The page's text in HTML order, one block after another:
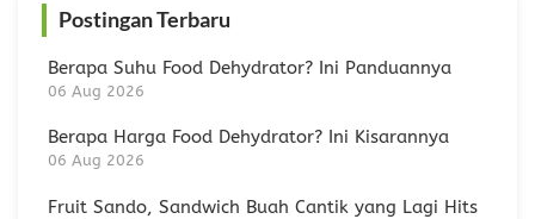
Postingan Terbaru
Berapa Suhu Food Dehydrator? Ini Panduannya
06 Aug 2026
Berapa Harga Food Dehydrator? Ini Kisarannya
06 Aug 2026
Fruit Sando, Sandwich Buah Cantik yang Lagi Hits